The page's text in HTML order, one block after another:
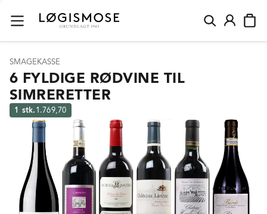
SMAGEKASSE
6 FYLDIGE RØDVINE TIL
SIMRERETTER
1 stk. 1.769,70